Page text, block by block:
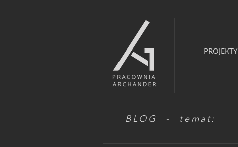
PROJEKTY
BLOG - temat: